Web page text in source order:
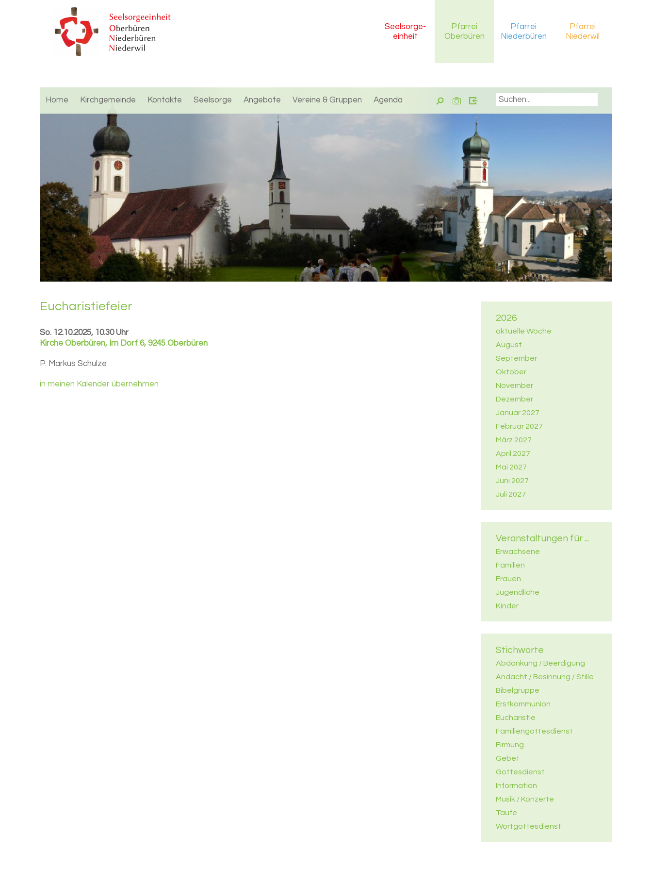
Seelsorge-
einheit
Pfarrei
Oberbüren
Pfarrei
Niederbüren
Pfarrei
Niederwil
Home Kirchgemeinde Kontakte Seelsorge Angebote Vereine & Gruppen Agenda
2026
aktuelle Woche
August
September
Oktober
November
Dezember
Januar 2027
Februar 2027
März 2027
April 2027
Mai 2027
Juni 2027
Juli 2027
Veranstaltungen für ...
Erwachsene
Familien
Frauen
Jugendliche
Kinder
Stichworte
Abdankung / Beerdigung
Andacht / Besinnung / Stille
Bibelgruppe
Erstkommunion
Eucharistie
Familiengottesdienst
Firmung
Gebet
Gottesdienst
Information
Musik / Konzerte
Taufe
Wortgottesdienst
Eu­cha­ris­tie­fei­er
So. 12.10.2025, 10.30 Uhr
Kirche Oberbüren, Im Dorf 6, 9245 Oberbüren
P. Markus Schulze
in meinen Kalender übernehmen